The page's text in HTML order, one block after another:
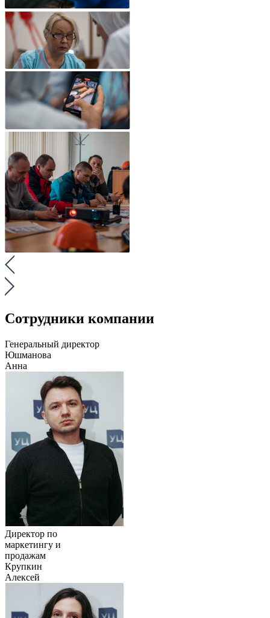
Сотрудники компании
Генеральный директор
Юшманова
Анна
Директор по
маркетингу и
продажам
Крупкин
Алексей